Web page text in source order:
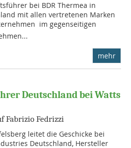
bei BDR Thermea in
mit allen vertretenen Marken
 im gegenseitigen
mehr
Deutschland bei Watts
Fabrizio Fedrizzi
leitet die Geschicke bei
Deutschland, Hersteller